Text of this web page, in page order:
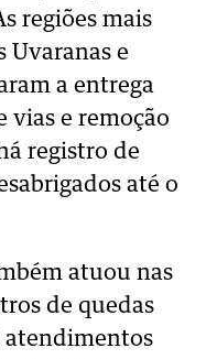
regiões mais
Uvaranas e
a entrega
vias e remoção
registro de
até o
atuou nas
de quedas
atendimentos